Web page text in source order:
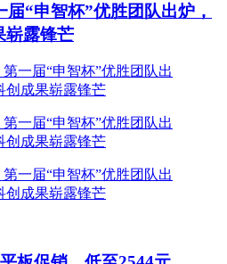
“申智杯”优胜团队出炉，
崭露锋芒